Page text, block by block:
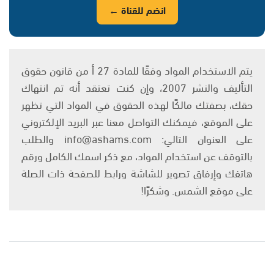
انضم للقناة ←
يتم الاستخدام المواد وفقًا للمادة 27 أ من قانون حقوق
التأليف والنشر 2007، وإن كنت تعتقد أنه تم انتهاك
حقك، بصفتك مالكًا لهذه الحقوق في المواد التي تظهر
على الموقع، فيمكنك التواصل معنا عبر البريد الإلكتروني
على العنوان التالي: info@ashams.com والطلب
بالتوقف عن استخدام المواد، مع ذكر اسمك الكامل ورقم
هاتفك وإرفاق تصوير للشاشة ورابط للصفحة ذات الصلة
على موقع الشمس. وشكرًا!